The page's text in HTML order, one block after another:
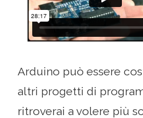
Arduino può essere
altri progetti di
ritroverai a volere più